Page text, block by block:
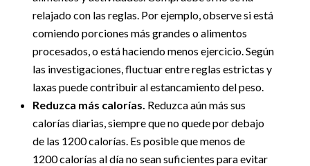
relajado con las reglas. Por ejemplo, observe si está
comiendo porciones más grandes o alimentos
procesados, o está haciendo menos ejercicio. Según
las investigaciones, fluctuar entre reglas estrictas y
laxas puede contribuir al estancamiento del peso.
Reduzca más calorías. Reduzca aún más sus
calorías diarias, siempre que no quede por debajo
de las 1200 calorías. Es posible que menos de
1200 calorías al día no sean suficientes para evitar